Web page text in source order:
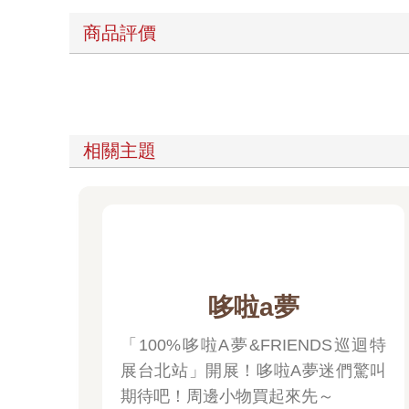
商品評價
相關主題
哆啦a夢
「100%哆啦A夢&FRIENDS巡迴特
展台北站」開展！哆啦A夢迷們驚叫
期待吧！周邊小物買起來先～